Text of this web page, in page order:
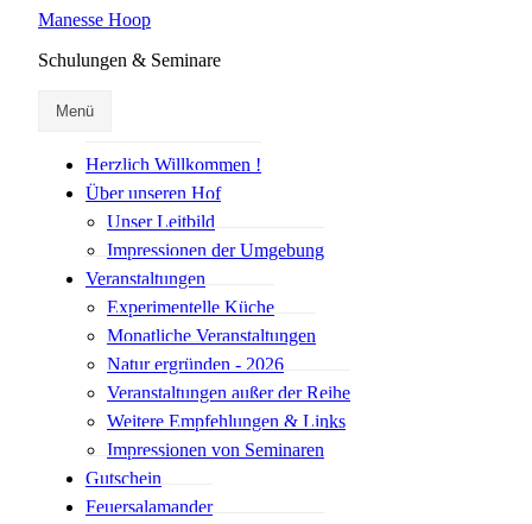
Manesse Hoop
Schulungen & Seminare
Menü
Herzlich Willkommen !
Über unseren Hof
Unser Leitbild
Impressionen der Umgebung
Veranstaltungen
Experimentelle Küche
Monatliche Veranstaltungen
Natur ergründen - 2026
Veranstaltungen außer der Reihe
Weitere Empfehlungen & Links
Impressionen von Seminaren
Gutschein
Feuersalamander